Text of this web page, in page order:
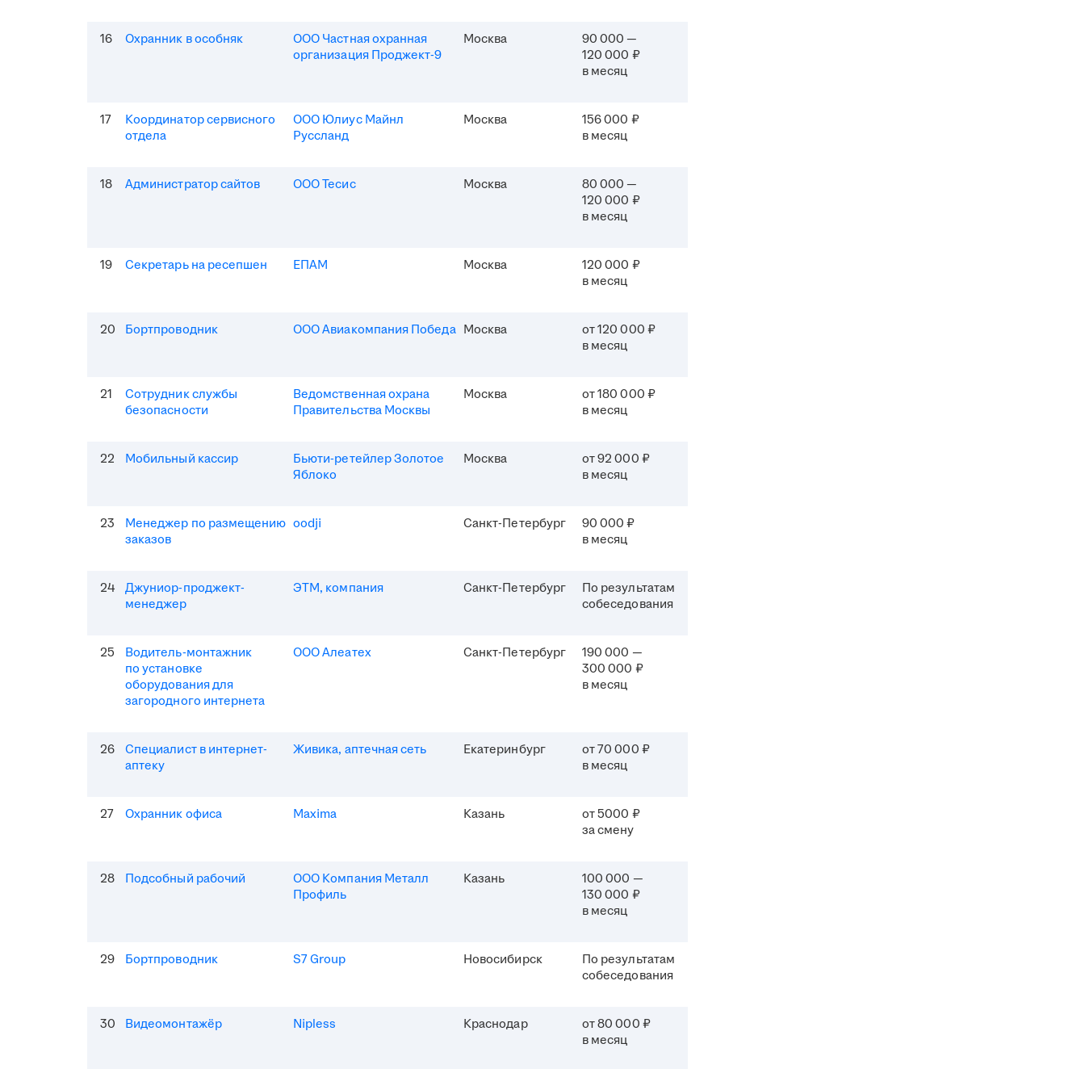
16 Охранник в особняк
ООО Частная охранная
организация Проджект-9
Москва
90 000 —
120 000 ₽
в месяц
17
Координатор сервисного
отдела
ООО Юлиус Майнл
Руссланд
Москва
156 000 ₽
в месяц
18 Администратор сайтов ООО Тесис Москва
80 000 —
120 000 ₽
в месяц
19 Секретарь на ресепшен ЕПАМ Москва
120 000 ₽
в месяц
20 Бортпроводник ООО Авиакомпания Победа Москва
от 120 000 ₽
в месяц
21
Сотрудник службы
безопасности
Ведомственная охрана
Правительства Москвы
Москва
от 180 000 ₽
в месяц
22 Мобильный кассир
Бьюти-ретейлер Золотое
Яблоко
Москва
от 92 000 ₽
в месяц
23
Менеджер по размещению
заказов
oodji Санкт-Петербург
90 000 ₽
в месяц
24
Джуниор-проджект-
менеджер
ЭТМ, компания Санкт-Петербург
По результатам
собеседования
25
Водитель-монтажник
по установке
оборудования для
загородного интернета
ООО Алеатех Санкт-Петербург
190 000 —
300 000 ₽
в месяц
26
Специалист в интернет-
аптеку
Живика, аптечная сеть Екатеринбург
от 70 000 ₽
в месяц
27 Охранник офиса Maxima Казань
от 5000 ₽
за смену
28 Подсобный рабочий
ООО Компания Металл
Профиль
Казань
100 000 —
130 000 ₽
в месяц
29 Бортпроводник S7 Group Новосибирск
По результатам
собеседования
30 Видеомонтажёр Nipless Краснодар
от 80 000 ₽
в месяц